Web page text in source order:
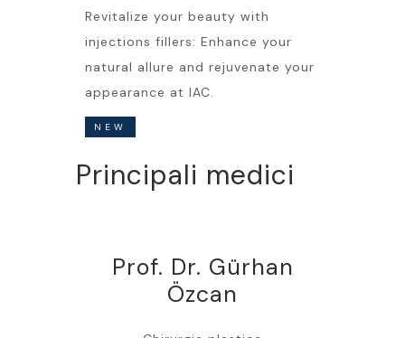
Revitalize your beauty with
injections fillers: Enhance your
natural allure and rejuvenate your
appearance at IAC.
NEW
Principali medici
Prof. Dr. Gürhan
Özcan